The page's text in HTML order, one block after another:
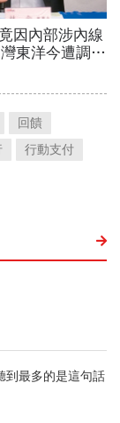
回饋
行動支付
到最多的是這句話